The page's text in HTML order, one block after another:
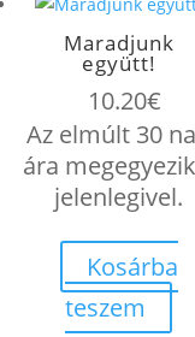
Maradjunk
együtt!
10.20€
Az elmúlt 30
ára
jelenlegivel.
Kosárba
teszem